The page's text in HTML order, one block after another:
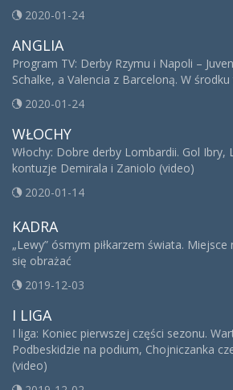
2020-01-24
ANGLIA
Program TV: Derby Rzymu i Napoli –
Schalke, a Valencia z Barceloną. W
2020-01-24
WŁOCHY
Włochy: Dobre derby Lombardii. Gol Ibry,
kontuzje Demirala i Zaniolo (video)
2020-01-14
KADRA
„Lewy” ósmym piłkarzem świata.
się obrażać
2019-12-03
I LIGA
I liga: Koniec pierwszej części sezonu.
Podbeskidzie na podium, Chojniczanka
(video)